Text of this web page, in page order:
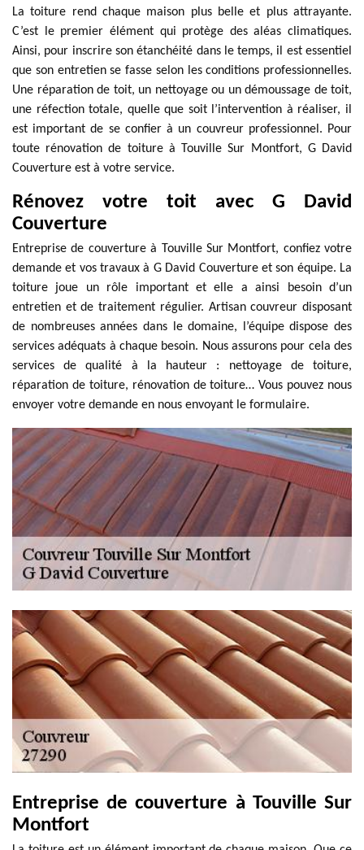
La toiture rend chaque maison plus belle et plus attrayante.
C’est le premier élément qui protège des aléas climatiques.
Ainsi, pour inscrire son étanchéité dans le temps, il est essentiel
que son entretien se fasse selon les conditions professionnelles.
Une réparation de toit, un nettoyage ou un démoussage de toit,
une réfection totale, quelle que soit l’intervention à réaliser, il
est important de se confier à un couvreur professionnel. Pour
toute rénovation de toiture à Touville Sur Montfort, G David
Couverture est à votre service.
Rénovez votre toit avec G David
Couverture
Entreprise de couverture à Touville Sur Montfort, confiez votre
demande et vos travaux à G David Couverture et son équipe. La
toiture joue un rôle important et elle a ainsi besoin d’un
entretien et de traitement régulier. Artisan couvreur disposant
de nombreuses années dans le domaine, l’équipe dispose des
services adéquats à chaque besoin. Nous assurons pour cela des
services de qualité à la hauteur : nettoyage de toiture,
réparation de toiture, rénovation de toiture… Vous pouvez nous
envoyer votre demande en nous envoyant le formulaire.
Entreprise de couverture à Touville Sur
Montfort